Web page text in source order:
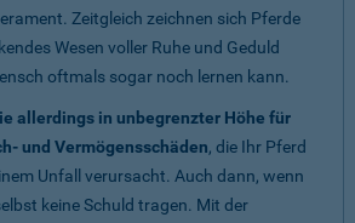
Zeitgleich zeichnen sich Pferde
Wesen voller Ruhe und Geduld
oftmals sogar noch lernen kann.
allerdings in unbegrenzter Höhe für
und Vermögensschäden, die Ihr Pferd
Unfall verursacht. Auch dann, wenn
keine Schuld tragen. Mit der